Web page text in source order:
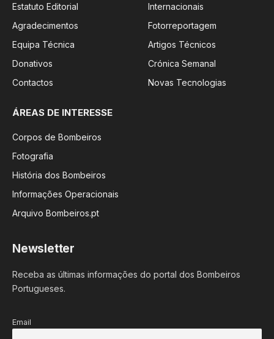
Estatuto Editorial
Agradecimentos
Equipa Técnica
Donativos
Contactos
Internacionais
Fotorreportagem
Artigos Técnicos
Crónica Semanal
Novas Tecnologias
ÁREAS DE INTERESSE
Corpos de Bombeiros
Fotografia
História dos Bombeiros
Informações Operacionais
Arquivo Bombeiros.pt
Newsletter
Receba as últimas informações do portal dos Bombeiros
Portugueses.
Email